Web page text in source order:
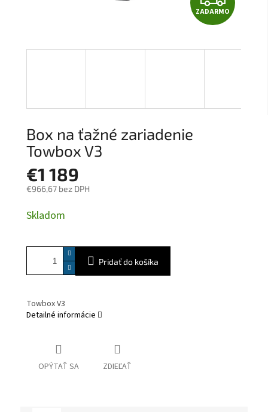
A
D
ZADARMO
Box na ťažné zariadenie
Towbox V3
€1 189
€966,67 bez DPH
cena:
Skladom
Pridať do košíka
Towbox V3
Detailné informácie
OPÝTAŤ SA ZDIEĽAŤ